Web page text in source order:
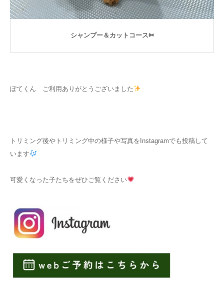
シャンプー＆カットコース✄
ぽてくん ご利用ありがとうございました
トリミング後やトリミング中の様子や写真をInstagramでも投稿して
います
可愛くなった子たちをぜひご覧ください